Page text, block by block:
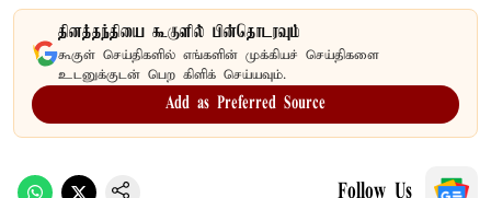
தினத்தந்தியை கூகுளில் பின்தொடரவும்
கூகுள் செய்திகளில் எங்களின் முக்கியச் செய்திகளை
உடனுக்குடன் பெற கிளிக் செய்யவும்.
Add as Preferred Source
Follow Us